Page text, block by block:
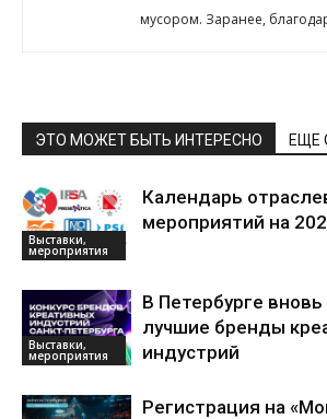
мусором. Заранее,
ЭТО МОЖЕТ БЫТЬ ИНТЕРЕСНО ЕЩЕ
Выставки,
мероприятия
Календарь
мероприятий на
Выставки,
мероприятия
В Петербурге
лучшие бренды
индустрий
Регистрация на